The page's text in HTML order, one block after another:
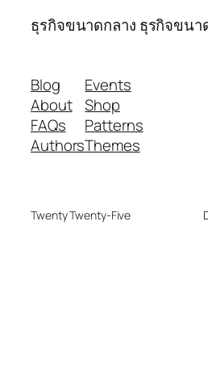
ธุรกิจขนาดกลาง ธุรกิจขนา
Blog
About
FAQs
Authors
Events
Shop
Patterns
Themes
Twenty Twenty-Five